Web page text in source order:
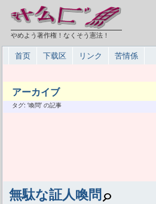
やめよう著作権！なくそう憲法！
首页 下载区 リンク 苦情係
アーカイブ
タグ: ‘喚問’ の記事
無駄な証人喚問